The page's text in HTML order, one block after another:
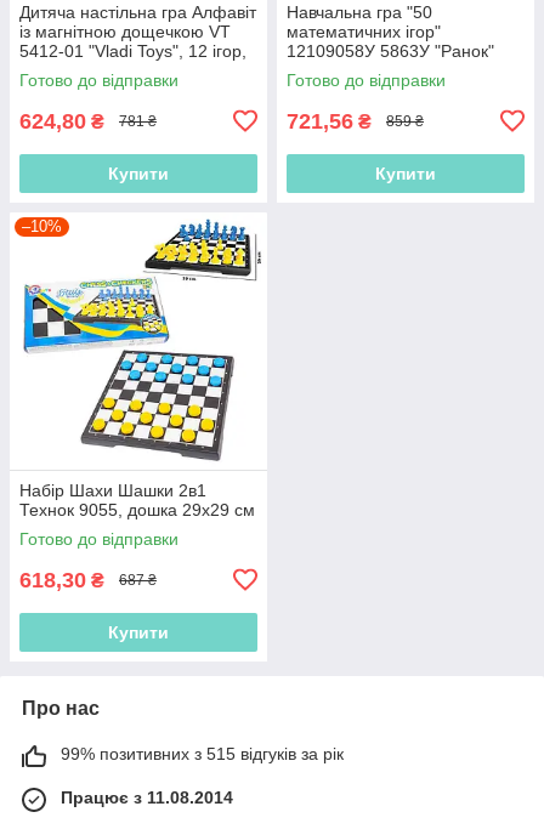
Дитяча настільна гра Алфавіт
із магнітною дощечкою VT
5412-01 "Vladi Toys", 12 ігор,
93 магніти, 16 карт
Готово до відправки
624,80 ₴ 781 ₴
Купити
Навчальна гра "50
математичних ігор"
12109058У 5863У "Ранок"
Готово до відправки
721,56 ₴ 859 ₴
Купити
–10%
Набір Шахи Шашки 2в1
Технок 9055, дошка 29х29 см
Готово до відправки
618,30 ₴ 687 ₴
Купити
Про нас
99% позитивних з 515 відгуків за рік
Працює з 11.08.2014